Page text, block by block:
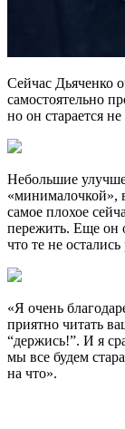
Сейчас Дьяченко
самостоятельно
но он старается
Небольшие
«минималочкой»,
самое плохое
пережить. Еще он
что те не
«Я очень
приятно читать
“держись!”. И я
мы все будем
на что».